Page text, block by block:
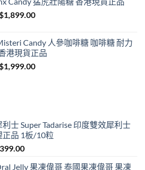
through
$1,849.00
1,899.00Price
through
$1,899.00
Candy 人參咖啡糖 咖啡糖 耐力
港現貨正品
1,999.00Price
士 Super Tadarise 印度雙效犀利士
品 1板/10粒
Current
Jelly 果凍偉哥 泰國果凍偉哥 果凍